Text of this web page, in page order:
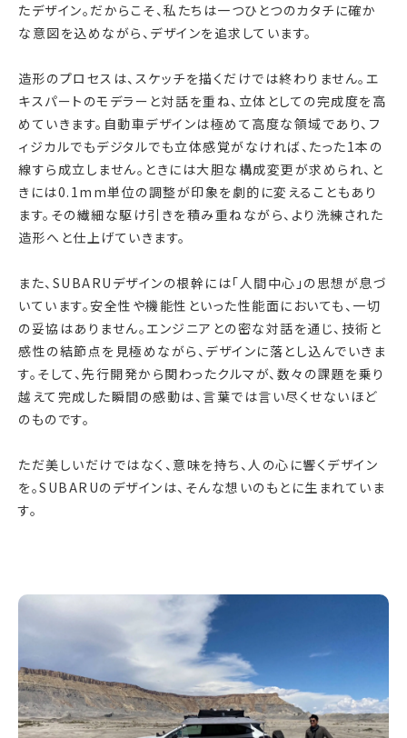
たデザイン。だからこそ、私たちは一つひとつのカタチに確か
な意図を込めながら、デザインを追求しています。
造形のプロセスは、スケッチを描くだけでは終わりません。エ
キスパートのモデラーと対話を重ね、立体としての完成度を高
めていきます。自動車デザインは極めて高度な領域であり、フ
ィジカルでもデジタルでも立体感覚がなければ、たった1本の
線すら成立しません。ときには大胆な構成変更が求められ、と
きには0.1mm単位の調整が印象を劇的に変えることもあり
ます。その繊細な駆け引きを積み重ねながら、より洗練された
造形へと仕上げていきます。
また、SUBARUデザインの根幹には「人間中心」の思想が息づ
いています。安全性や機能性といった性能面においても、一切
の妥協はありません。エンジニアとの密な対話を通じ、技術と
感性の結節点を見極めながら、デザインに落とし込んでいきま
す。そして、先行開発から関わったクルマが、数々の課題を乗り
越えて完成した瞬間の感動は、言葉では言い尽くせないほど
のものです。
ただ美しいだけではなく、意味を持ち、人の心に響くデザイン
を。SUBARUのデザインは、そんな想いのもとに生まれていま
す。